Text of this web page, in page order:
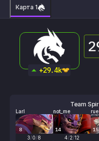
Карта 1
Team Spirit
+29.4k
Team
Larl
8
3/0/8
not_me
14
4/2/12
rue
15